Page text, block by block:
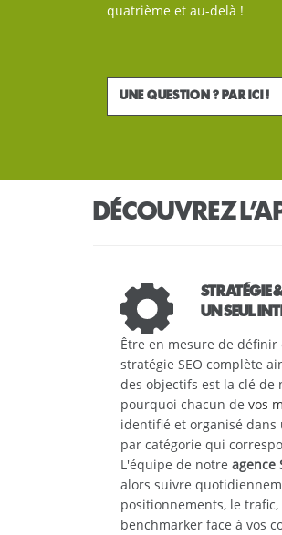
quatrième et au-delà !
UNE QUESTION ? PAR ICI !
DÉCOUVREZ
STRATÉGIE
UN SEUL
Être en mesure de
stratégie SEO complète
des objectifs est la clé de
pourquoi chacun de vos
identifié et organisé dans
par catégorie qui
L'équipe de notre agence
alors suivre
positionnements, le trafic,
benchmarker face à vos